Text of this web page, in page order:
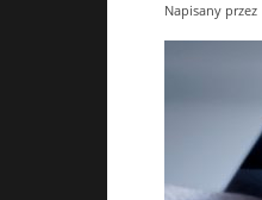
Napisany przez